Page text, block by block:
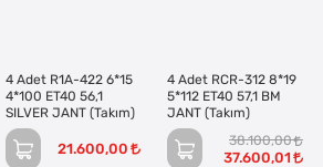
4 Adet R1A-422 6*15
4*100 ET40 56,1
SILVER JANT (Takım)
21.600,00
4 Adet RCR-312 8*19
5*112 ET40 57,1 BM
JANT (Takım)
38.100,00
37.600,01